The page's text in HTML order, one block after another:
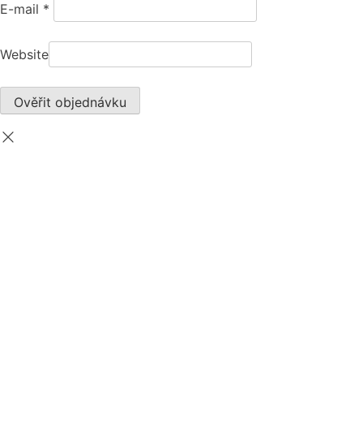
E-mail *
Website
Ověřit objednávku